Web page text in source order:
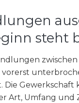
steht
zwischen
vorerst
Die Gewerkschaft
Art, Umfang und